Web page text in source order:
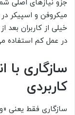
جزو نیازهای اصلی
میکروفن و اسپیکر
خیلی از کاربران
در عمل کم استفاده
سازگاری با
کاربردی
سازگاری فقط یعنی